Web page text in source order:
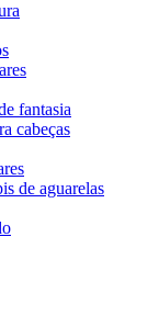
fantasia
cabeças
de aguarelas